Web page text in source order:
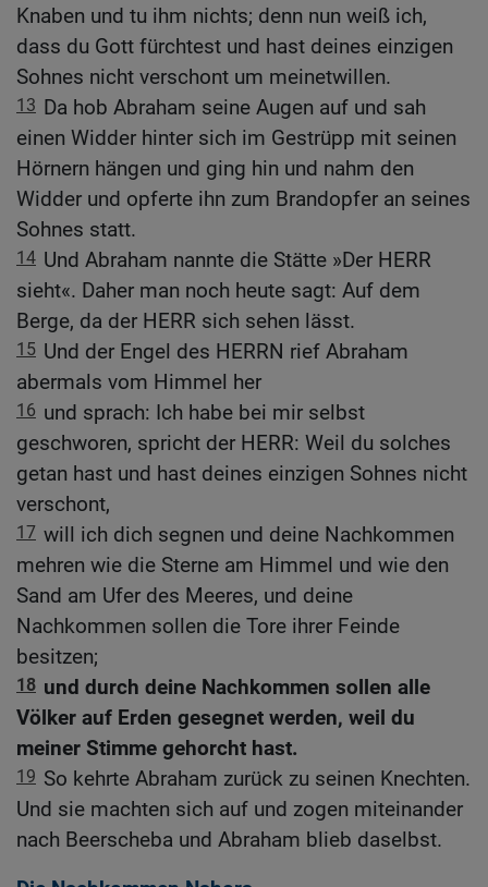
Knaben und tu ihm nichts; denn nun weiß ich,
dass du Gott fürchtest und hast deines einzigen
Sohnes nicht verschont um meinetwillen.
13 Da hob Abraham seine Augen auf und sah
einen Widder hinter sich im Gestrüpp mit seinen
Hörnern hängen und ging hin und nahm den
Widder und opferte ihn zum Brandopfer an seines
Sohnes statt.
14 Und Abraham nannte die Stätte »Der HERR
sieht«. Daher man noch heute sagt: Auf dem
Berge, da der HERR sich sehen lässt.
15 Und der Engel des HERRN rief Abraham
abermals vom Himmel her
16 und sprach: Ich habe bei mir selbst
geschworen, spricht der HERR: Weil du solches
getan hast und hast deines einzigen Sohnes nicht
verschont,
17 will ich dich segnen und deine Nachkommen
mehren wie die Sterne am Himmel und wie den
Sand am Ufer des Meeres, und deine
Nachkommen sollen die Tore ihrer Feinde
besitzen;
18 und durch deine Nachkommen sollen alle
Völker auf Erden gesegnet werden, weil du
meiner Stimme gehorcht hast.
19 So kehrte Abraham zurück zu seinen Knechten.
Und sie machten sich auf und zogen miteinander
nach Beerscheba und Abraham blieb daselbst.